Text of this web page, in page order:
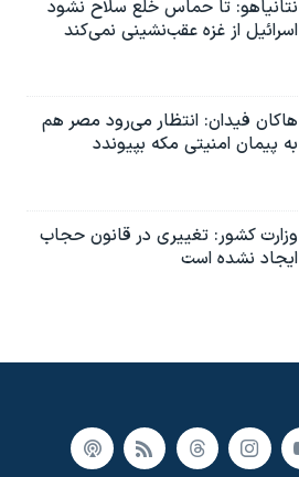
نتانیاهو: تا حماس خلع سلاح نشود
اسرائیل از غزه عقب‌نشینی نمی‌کند
هاکان فیدان: انتظار می‌رود مصر هم
به پیمان امنیتی مکه بپیوندد
وزارت کشور: تغییری در قانون حجاب
ایجاد نشده است